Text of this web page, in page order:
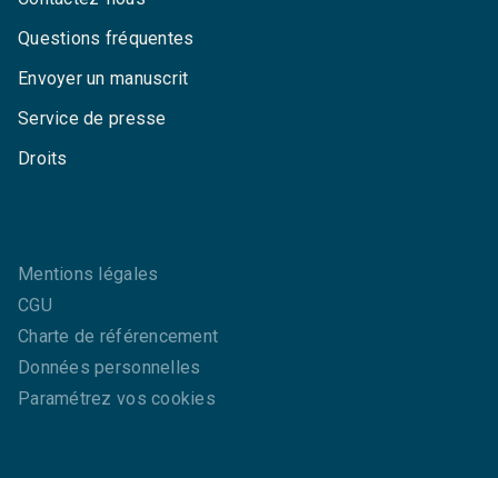
Questions fréquentes
Envoyer un manuscrit
Service de presse
Droits
Mentions légales
CGU
Charte de référencement
Données personnelles
Paramétrez vos cookies